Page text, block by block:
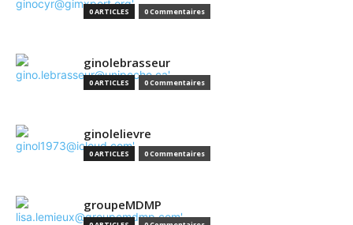
0 ARTICLES 0 Commentaires
ginolebrasseur
0 ARTICLES 0 Commentaires
ginolelievre
0 ARTICLES 0 Commentaires
groupeMDMP